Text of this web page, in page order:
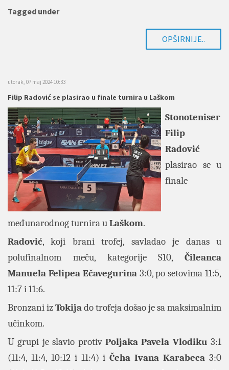
Tagged under
OPŠIRNIJE..
utorak, 07 maj 2024 10:33
Filip Radović se plasirao u finale turnira u Laškom
Stonoteniser
Filip
Radović
plasirao se u
finale
međunarodnog turnira uLaškom.
Radović, koji brani trofej, savladao je danas u
polufinalnom meču, kategorije S10, Čileanca
Manuela Felipea Ečavegurina3:0, po setovima 11:5,
11:7 i 11:6.
Bronzani izTokijado trofeja došao je sa maksimalnim
učinkom.
U grupi je slavio protiv Poljaka Pavela Vlodiku 3:1
(11:4, 11:4, 10:12 i 11:4) iČeha Ivana Karabeca 3:0